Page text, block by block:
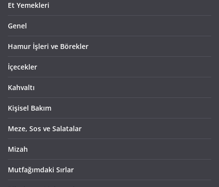
Et Yemekleri
Genel
Hamur İşleri ve Börekler
İçecekler
Kahvaltı
Kişisel Bakım
Meze, Sos ve Salatalar
Mizah
Mutfağımdaki Sırlar